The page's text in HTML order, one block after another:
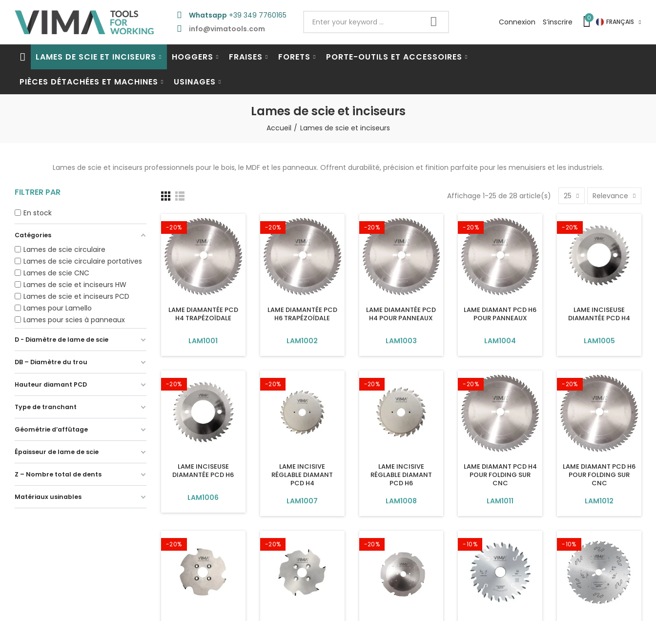
Whatsapp +39 349 7760165
info@vimatools.com
Connexion S’inscrire 0
FRANÇAIS
LAMES DE SCIE ET INCISEURS HOGGERS FRAISES FORETS PORTE-OUTILS ET ACCESSOIRES
PIÈCES DÉTACHÉES ET MACHINES USINAGES
Lames de scie et inciseurs
Accueil Lames de scie et inciseurs
Lames de scie et inciseurs professionnels pour le bois, le MDF et les panneaux. Offrent durabilité, précision et finition parfaite pour les menuisiers et les industriels.
Affichage 1-25 de 28 article(s) 25 Relevance
-20%
LAME DIAMANTÉE PCD
H4 TRAPÉZOÏDALE
LAM1001
-20%
LAME DIAMANTÉE PCD
H6 TRAPÉZOÏDALE
LAM1002
-20%
LAME DIAMANTÉE PCD
H4 POUR PANNEAUX
LAM1003
-20%
LAME DIAMANT PCD H6
POUR PANNEAUX
LAM1004
-20%
LAME INCISEUSE
DIAMANTÉE PCD H4
LAM1005
-20%
LAME INCISEUSE
DIAMANTÉE PCD H6
LAM1006
-20%
LAME INCISIVE
RÉGLABLE DIAMANT
PCD H4
LAM1007
-20%
LAME INCISIVE
RÉGLABLE DIAMANT
PCD H6
LAM1008
-20%
LAME DIAMANT PCD H4
POUR FOLDING SUR
CNC
LAM1011
-20%
LAME DIAMANT PCD H6
POUR FOLDING SUR
CNC
LAM1012
-20% -20% -20% -10% -10%
FILTRER PAR
En stock
Catégories
Lames de scie circulaire
Lames de scie circulaire portatives
Lames de scie CNC
Lames de scie et inciseurs HW
Lames de scie et inciseurs PCD
Lames pour Lamello
Lames pour scies à panneaux
D - Diamètre de lame de scie
DB – Diamètre du trou
Hauteur diamant PCD
Type de tranchant
Géométrie d’affûtage
Épaisseur de lame de scie
Z – Nombre total de dents
Matériaux usinables